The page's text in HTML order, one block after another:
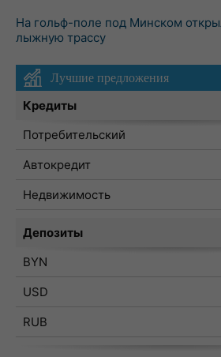
На гольф-поле под Минском
лыжную трассу
Лучшие предложения
Кредиты
Потребительский
Автокредит
Недвижимость
Депозиты
BYN
USD
RUB